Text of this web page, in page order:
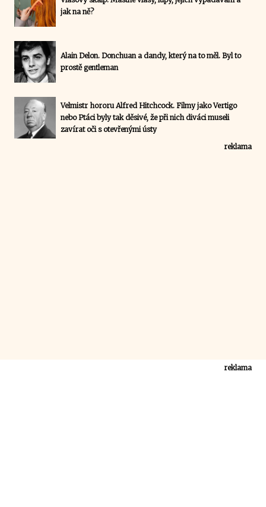
jak na ně?
Alain Delon. Donchuan a dandy, který na to měl. Byl to
prostě gentleman
Velmistr hororu Alfred Hitchcock. Filmy jako Vertigo
nebo Ptáci byly tak děsivé, že při nich diváci museli
zavírat oči s otevřenými ústy
reklama
reklama